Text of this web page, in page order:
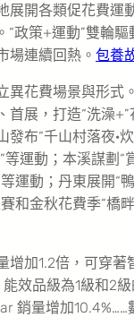
展開各類促花費運
“政策+運動”雙輪驅
場連續回熱。 包養
異花費場景與形式
首展，打造“洗澡
發布“千山村落夜·
等運動；本溪謀劃“
運動；丹東展開“
和金秋花費季“橋
增加1.2倍，可穿著
能效品級為1級和2
銷量增加10.4%……